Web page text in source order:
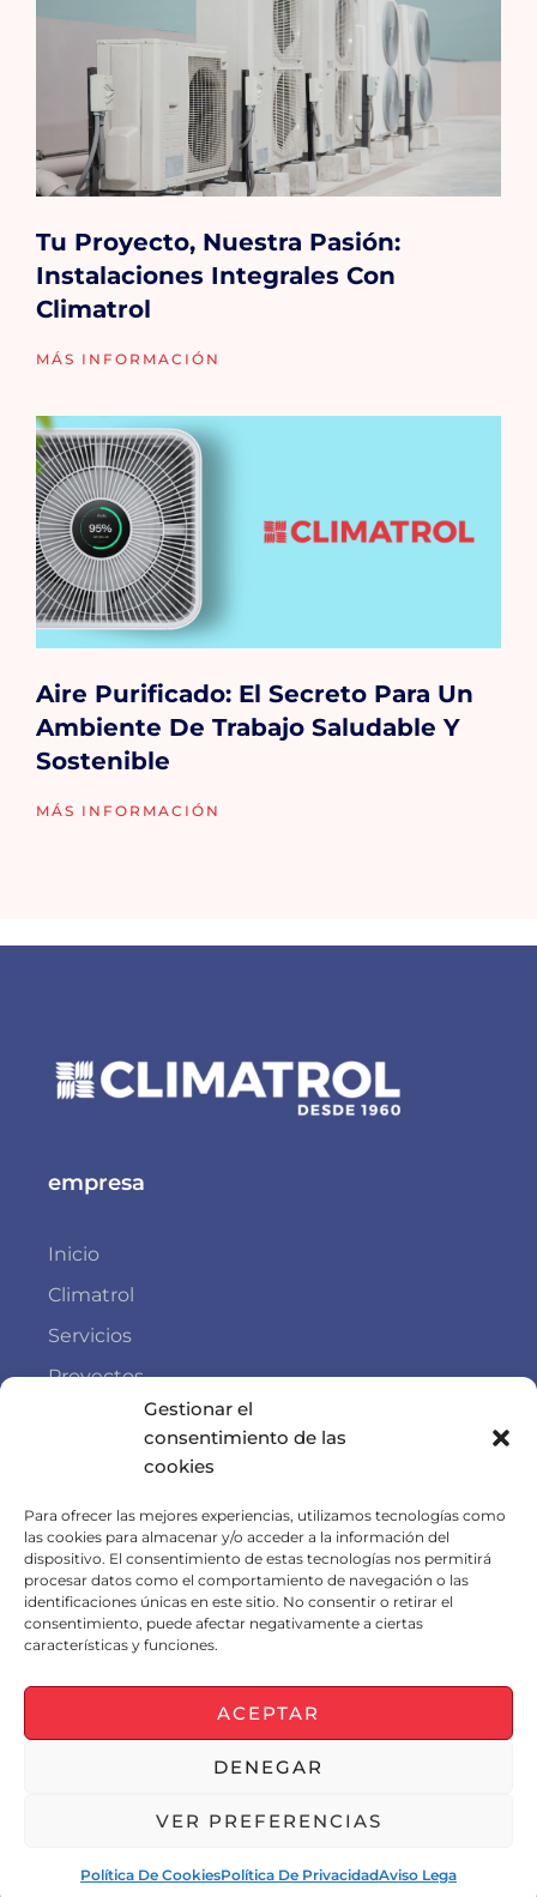
Gestionar el
consentimiento de las
cookies
Para ofrecer las mejores experiencias, utilizamos tecnologías como
las cookies para almacenar y/o acceder a la información del
dispositivo. El consentimiento de estas tecnologías nos permitirá
procesar datos como el comportamiento de navegación o las
identificaciones únicas en este sitio. No consentir o retirar el
consentimiento, puede afectar negativamente a ciertas
características y funciones.
ACEPTAR
DENEGAR
VER PREFERENCIAS
Política De CookiesPolítica De PrivacidadAviso Lega
Tu Proyecto, Nuestra Pasión:
Instalaciones Integrales Con
Climatrol
MÁS INFORMACIÓN
Aire Purificado: El Secreto Para Un
Ambiente De Trabajo Saludable Y
Sostenible
MÁS INFORMACIÓN
empresa
Inicio
Climatrol
Servicios
Proyectos
Enlaces de interés
Aviso legal
Política de cookies